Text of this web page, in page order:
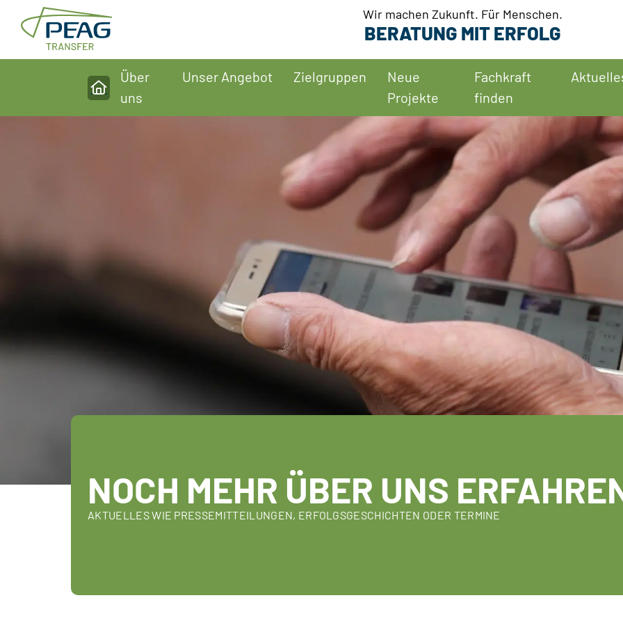
Direkt zu den Inhalten springen Wir machen Zukunft. Für Menschen.
BERATUNG MIT ERFOLG
Home
Über
uns
Unser Angebot Zielgruppen
Neue
Projekte
Fachkraft
finden
NOCH MEHR ÜBER UNS
AKTUELLES WIE PRESSEMITTEILUNGEN, ERFOLGSGESCHICHTEN ODER TERMINE